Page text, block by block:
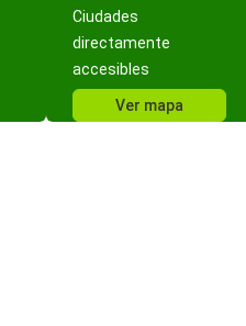
Ciudades
directamente
accesibles
Ver mapa